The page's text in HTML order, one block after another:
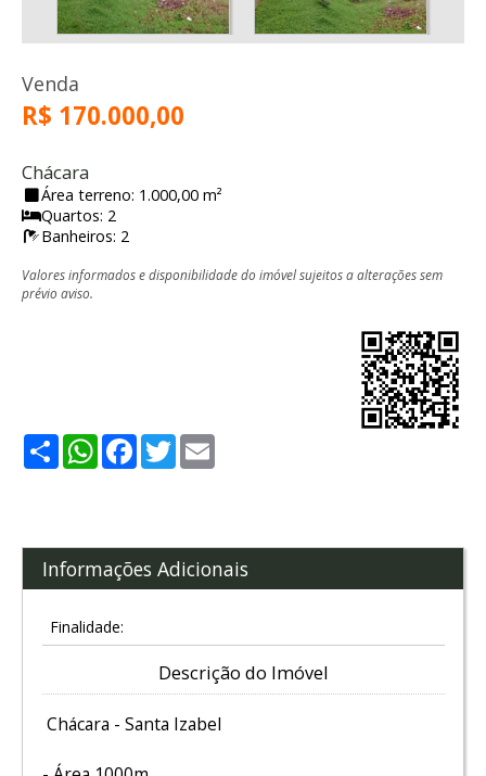
Venda
R$ 170.000,00
Chácara
Área terreno: 1.000,00 m²
Quartos: 2
Banheiros: 2
Valores informados e disponibilidade do imóvel sujeitos a alterações sem
prévio aviso.
ShareWhatsApp
Facebook
Twitter
Informações Adicionais
Finalidade:
Descrição do Imóvel
Chácara - Santa Izabel